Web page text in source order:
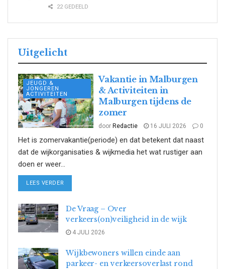
22 GEDEELD
Uitgelicht
JEUGD &
JONGEREN
ACTIVITEITEN
Vakantie in Malburgen
& Activiteiten in
Malburgen tijdens de
zomer
door Redactie 16 JULI 2026 0
Het is zomervakantie(periode) en dat betekent dat naast
dat de wijkorganisaties & wijkmedia het wat rustiger aan
doen er weer...
LEES VERDER
De Vraag – Over
verkeers(on)veiligheid in de wijk
4 JULI 2026
Wijkbewoners willen einde aan
parkeer- en verkeersoverlast rond